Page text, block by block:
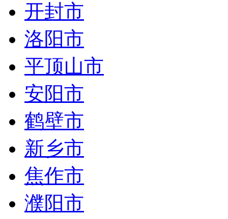
开封市
洛阳市
平顶山市
安阳市
鹤壁市
新乡市
焦作市
濮阳市